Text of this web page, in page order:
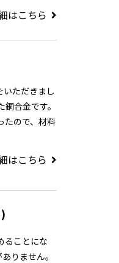
はこちら
ただきまし
合金です。
たので、材料
はこちら
ることにな
りません。